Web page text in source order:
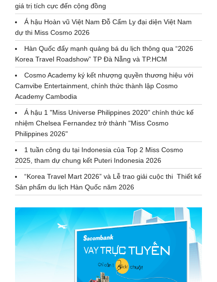
giá trị tích cực đến cộng đồng
Á hậu Hoàn vũ Việt Nam Đỗ Cẩm Ly đại diện Việt Nam
dự thi Miss Cosmo 2026
Hàn Quốc đẩy mạnh quảng bá du lịch thông qua “2026
Korea Travel Roadshow” TP Đà Nẵng và TP.HCM
Cosmo Academy ký kết nhượng quyền thương hiệu với
Camvibe Entertainment, chính thức thành lập Cosmo
Academy Cambodia
Á hậu 1 "Miss Universe Philippines 2020" chính thức kế
nhiệm Chelsea Fernandez trở thành "Miss Cosmo
Philippines 2026"
1 tuần công du tại Indonesia của Top 2 Miss Cosmo
2025, tham dự chung kết Puteri Indonesia 2026
“Korea Travel Mart 2026” và Lễ trao giải cuộc thi Thiết kế
Sản phẩm du lịch Hàn Quốc năm 2026